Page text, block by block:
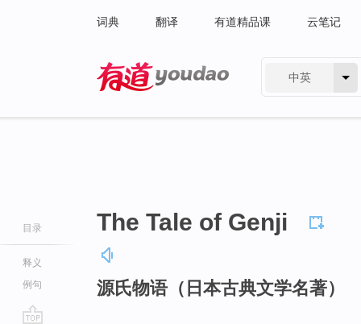
词典 翻译 有道精品课 云笔记
中英
目录
释义
例句
The Tale of Genji
源氏物语（日本古典文学名著）